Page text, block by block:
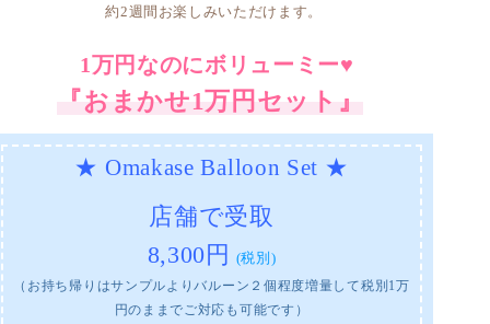
約2週間お楽しみいただけます。
1万円なのにボリューミー♥
『おまかせ1万円セット』
★ Omakase Balloon Set ★
店舗で受取
8,300円
(税別)
（お持ち帰りはサンプルよりバルーン２個程度増量して税別1万
円のままでご対応も可能です）